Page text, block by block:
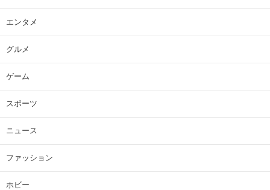
エンタメ
グルメ
ゲーム
スポーツ
ニュース
ファッション
ホビー